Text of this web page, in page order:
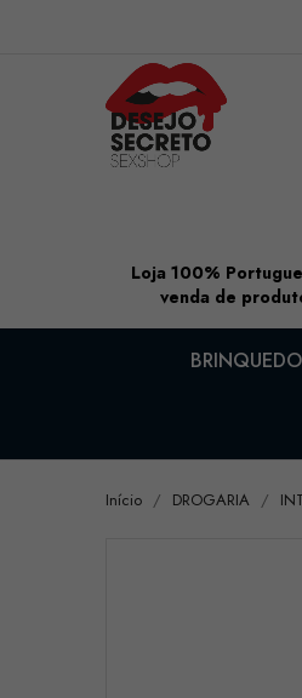
Loja 100%
venda de
Início DROGARIA